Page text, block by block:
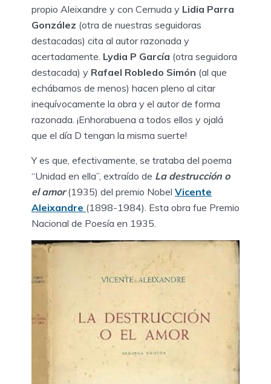
propio Aleixandre y con Cernuda y Lidia Parra
González (otra de nuestras seguidoras
destacadas) cita al autor razonada y
acertadamente. Lydia P García (otra seguidora
destacada) y Rafael Robledo Simón (al que
echábamos de menos) hacen pleno al citar
inequívocamente la obra y el autor de forma
razonada. ¡Enhorabuena a todos ellos y ojalá
que el día D tengan la misma suerte!
Y es que, efectivamente, se trataba del poema
“Unidad en ella”, extraído de La destrucción o
el amor(1935) del premio Nobel Vicente
Aleixandre (1898-1984). Esta obra fue Premio
Nacional de Poesía en 1935.